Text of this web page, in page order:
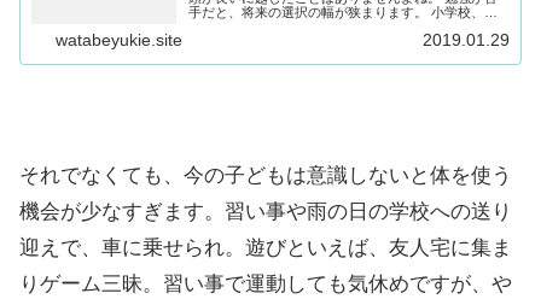
手だと、将来の選択の幅が狭まります。 小学校、中
強は大きなウェイトを占めます。特にわが家のよう
watabeyukie.site 2019.01.29
それでなくても、今の子どもは意識しないと体を使う
機会が少なすぎます。習い事や雨の日の学校への送り
迎えで、車に乗せられ。遊びといえば、友人宅に集ま
りゲーム三昧。習い事で運動しても気休めですが、や